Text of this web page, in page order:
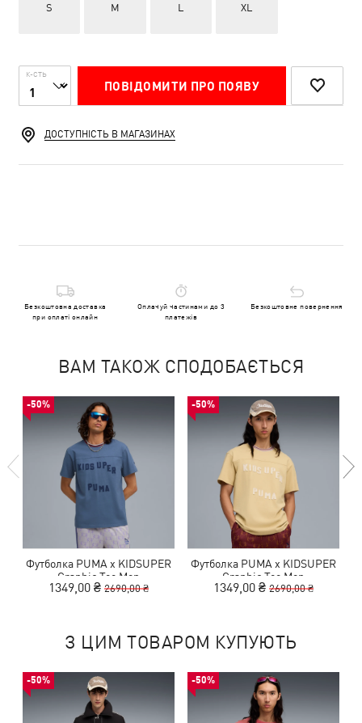
S M L XL
К-СТЬ
ПОВІДОМИТИ ПРО ПОЯВУ
ДОСТУПНІСТЬ В МАГАЗИНАХ
Безкоштовна доставка
при оплаті онлайн
Оплачуй частинами до 3
платежів
Безкоштовне повернення
ВАМ ТАКОЖ СПОДОБАЄТЬСЯ
-50%
Футболка PUMA x KIDSUPER
Graphic Tee Men
1349,00 ₴ 2690,00 ₴
-50%
Футболка PUMA x KIDSUPER
Graphic Tee Men
1349,00 ₴ 2690,00 ₴
З ЦИМ ТОВАРОМ КУПУЮТЬ
-50% -50%